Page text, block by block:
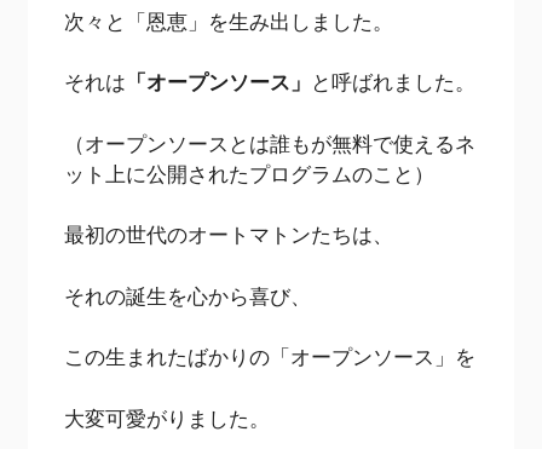
次々と「恩恵」を生み出しました。
それは 「オープンソース」 と呼ばれました。
（オープンソースとは誰もが無料で使えるネ
ット上に公開されたプログラムのこと）
最初の世代のオートマトンたちは、
それの誕生を心から喜び、
この生まれたばかりの「オープンソース」を
大変可愛がりました。